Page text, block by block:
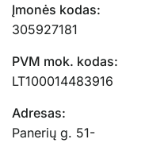
Įmonės kodas:
305927181
PVM mok. kodas:
LT100014483916
Adresas:
Panerių g. 51-